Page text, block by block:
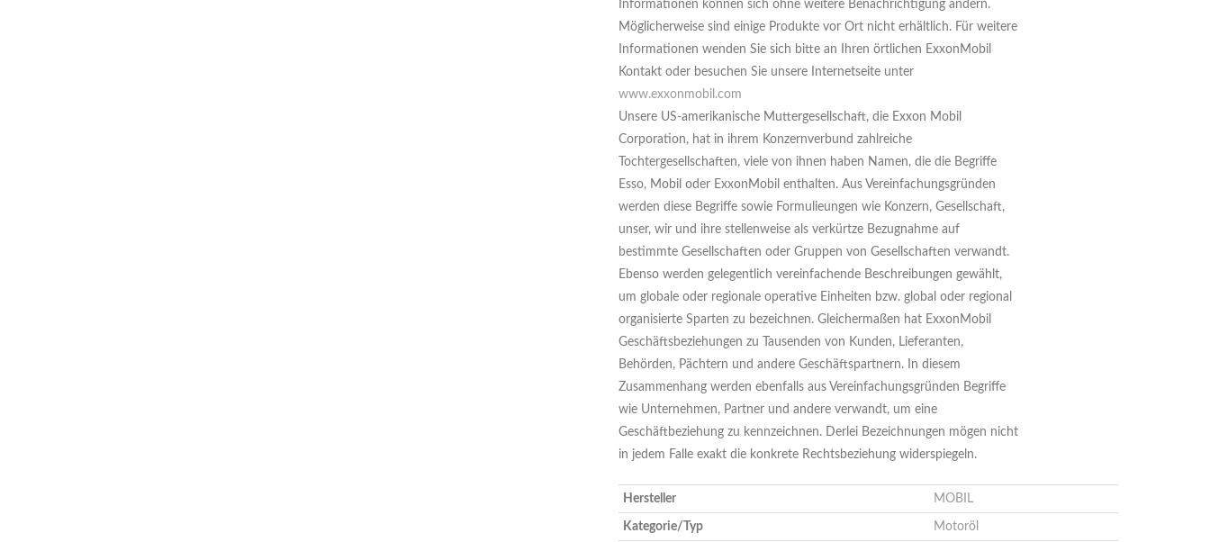
Informationen können sich ohne weitere Benachrichtigung ändern.
Möglicherweise sind einige Produkte vor Ort nicht erhältlich. Für weitere
Informationen wenden Sie sich bitte an Ihren örtlichen ExxonMobil
Kontakt oder besuchen Sie unsere Internetseite unter
www.exxonmobil.com
Unsere US-amerikanische Muttergesellschaft, die Exxon Mobil
Corporation, hat in ihrem Konzernverbund zahlreiche
Tochtergesellschaften, viele von ihnen haben Namen, die die Begriffe
Esso, Mobil oder ExxonMobil enthalten. Aus Vereinfachungsgründen
werden diese Begriffe sowie Formulieungen wie Konzern, Gesellschaft,
unser, wir und ihre stellenweise als verkürtze Bezugnahme auf
bestimmte Gesellschaften oder Gruppen von Gesellschaften verwandt.
Ebenso werden gelegentlich vereinfachende Beschreibungen gewählt,
um globale oder regionale operative Einheiten bzw. global oder regional
organisierte Sparten zu bezeichnen. Gleichermaßen hat ExxonMobil
Geschäftsbeziehungen zu Tausenden von Kunden, Lieferanten,
Behörden, Pächtern und andere Geschäftspartnern. In diesem
Zusammenhang werden ebenfalls aus Vereinfachungsgründen Begriffe
wie Unternehmen, Partner und andere verwandt, um eine
Geschäftbeziehung zu kennzeichnen. Derlei Bezeichnungen mögen nicht
in jedem Falle exakt die konkrete Rechtsbeziehung widerspiegeln.
Hersteller MOBIL
Kategorie/Typ Motoröl